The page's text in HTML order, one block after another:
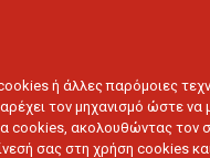
ΣΠΙΤΙ
ή άλλες παρόμοιες
τον μηχανισμό ώστε να
cookies, ακολουθώντας τον
σας στη χρήση cookies